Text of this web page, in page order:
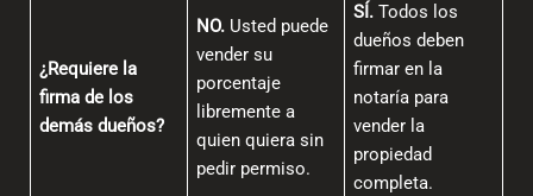
¿Requiere la
firma de los
demás dueños?
NO. Usted puede
vender su
porcentaje
libremente a
quien quiera sin
pedir permiso.
SÍ. Todos los
dueños deben
firmar en la
notaría para
vender la
propiedad
completa.